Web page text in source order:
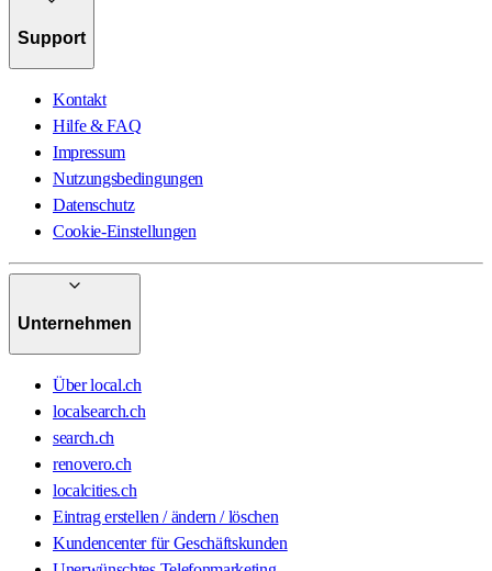
Support
Kontakt
Hilfe & FAQ
Impressum
Nutzungsbedingungen
Datenschutz
Cookie-Einstellungen
Unternehmen
Über local.ch
localsearch.ch
search.ch
renovero.ch
localcities.ch
Eintrag erstellen / ändern / löschen
Kundencenter für Geschäftskunden